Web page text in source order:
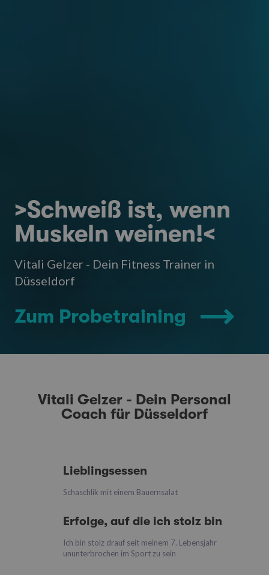
>Schweiß ist, wenn
Muskeln weinen!<
Vitali Gelzer - Dein Fitness Trainer in
Düsseldorf
Zum Probetraining
Vitali Gelzer - Dein Personal
Coach für Düsseldorf
Lieblingsessen
Schaschlik mit einem Bauernsalat
Erfolge, auf die ich stolz bin
Ich bin stolz drauf seit meinem 7. Lebensjahr
ununterbrochen im Sport zu sein